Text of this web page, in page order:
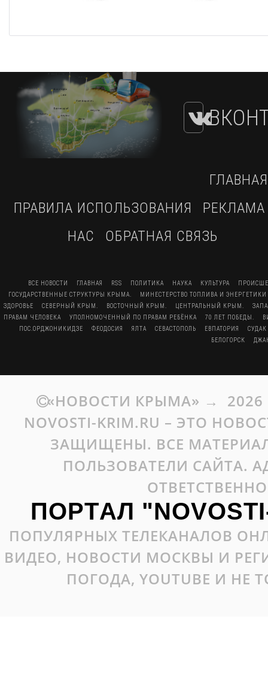
ГЛАВНАЯ
ПРАВИЛА ИСПОЛЬЗОВАНИЯ
РЕКЛАМА
НАС
ОБРАТНАЯ СВЯЗЬ
ВСЕ НОВОСТИ ГЛАВНАЯ RSS ПОЛИТИКА НАУКА КУЛЬТУРА
ГОСУДАРСТВЕННЫЕ СТРУКТУРЫ КРЫМА.
МИНЕСТЕРСТВО ТОПЛИВА И
ЗДОРОВЬЕ
СЕВЕРНЫЙ КРЫМ. ВОСТОЧНЫЙ КРЫМ. ЦЕНТРАЛЬНЫЙ КРЫМ.
ПРАВАМ ЧЕЛОВЕКА
УПОЛНОМОЧЕННЫЙ ПО ПРАВАМ РЕБЁНКА 70 ЛЕТ ПОБЕДЫ.
ПОС.ОРДЖОНИКИДЗЕ
ФЕОДОСИЯ ЯЛТА СЕВАСТОПОЛЬ ЕВПАТОРИЯ
СУДАК
БЕЛОГОРСК
«НОВОСТИ КРЫМА» → 2026
NOVOSTI-KRIM.RU – ЭТО
ЗАЩИЩЕНЫ. ВСЕ
ПОЛЬЗОВАТЕЛИ САЙТА.
ПОРТАЛ
ПОПУЛЯРНЫХ ТЕЛЕКАНАЛОВ
ВИДЕО, НОВОСТИ МОСКВЫ И
ПОГОДА, YOUTUBE И